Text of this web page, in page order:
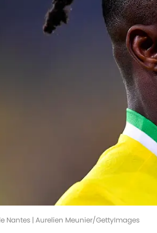
Nantes | Aurelien Meunier/GettyImages